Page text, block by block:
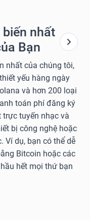
biến nhất
Bạn
nhất của chúng tôi,
yếu hàng ngày
và hơn 200 loại
toán phí đăng ký
tuyến nhạc và
bị công nghệ hoặc
Ví dụ, bạn có thể dễ
Bitcoin hoặc các
hết mọi thứ bạn